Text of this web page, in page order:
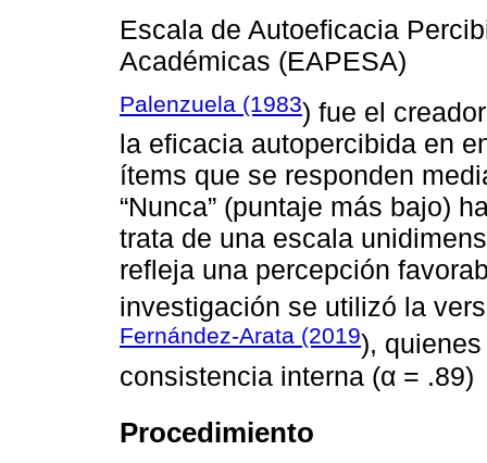
Escala de Autoeficacia
Académicas (EAPESA)
Palenzuela (1983) fue el
la eficacia autopercibida en
ítems que se responden
“Nunca” (puntaje más bajo)
trata de una escala
refleja una percepción
investigación se utilizó la
Fernández-Arata (2019),
consistencia interna (α = .89)
Procedimiento